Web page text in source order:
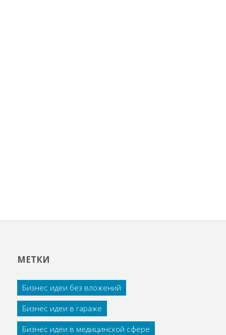
МЕТКИ
Бизнес идеи без вложений
Бизнес идеи в гараже
Бизнес идеи в медицинской сфере